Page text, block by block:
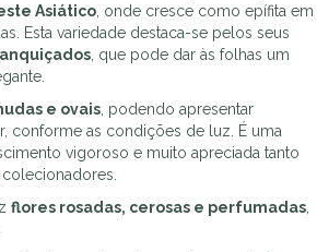
Asiático, onde cresce como epífita em
Esta variedade destaca-se pelos seus
, que pode dar às folhas um
e ovais, podendo apresentar
conforme as condições de luz. É uma
vigoroso e muito apreciada tanto
flores rosadas, cerosas e perfumadas,